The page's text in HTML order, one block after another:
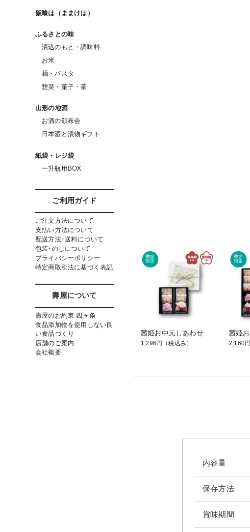
茜姫お中元しあわせ包み「と」
1,296円 （税込み） 2,160円
内容量
保存方法
賞味期間
飯喰は（ままけは）
ふるさとの味
漬込のもと・調味料
お米
麺・パスタ
惣菜・菓子・茶
山形の地酒
お酒の頒布会
日本酒と漬物ギフト
紙袋・レジ袋
一升瓶用BOX
ご利用ガイド
ご注文方法について
支払い方法について
配送方法･送料について
包装･のしについて
プライバシーポリシー
特定商取引法に基づく表記
壽屋について
壽屋のお約束 四ヶ条
食品添加物を使用しない良
い食品づくり
店舗のご案内
会社概要